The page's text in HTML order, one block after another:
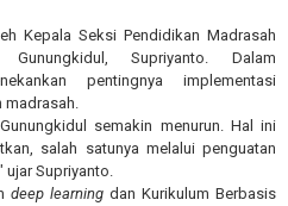
Kepala Seksi Pendidikan Madrasah
Supriyanto. Dalam
pentingnya implementasi
madrasah.
semakin menurun. Hal ini
salah satunya melalui penguatan
ujar Supriyanto.
deep learning dan Kurikulum Berbasis